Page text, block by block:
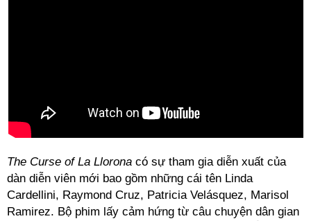
The Curse of La Llorona có sự tham gia diễn xuất của
dàn diễn viên mới bao gồm những cái tên Linda
Cardellini, Raymond Cruz, Patricia Velásquez, Marisol
Ramirez. Bộ phim lấy cảm hứng từ câu chuyện dân gian